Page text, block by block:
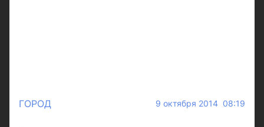
ГОРОД 9 октября 2014 08:19